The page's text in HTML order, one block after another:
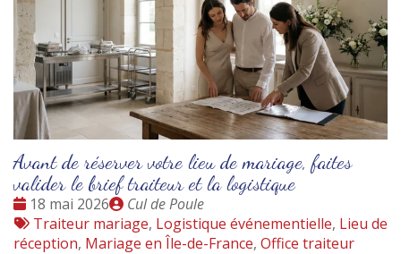
Avant de réserver votre lieu de mariage, faites
valider le brief traiteur et la logistique
Date
:
18 mai 2026
Publié
par
Cul de Poule
Tags
:
Traiteur mariage, Logistique événementielle, Lieu de
réception, Mariage en Île-de-France, Office traiteur